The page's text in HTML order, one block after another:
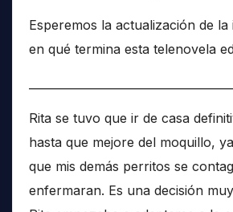
Esperemos la actualización de
en qué termina esta telenovela
Rita se tuvo que ir de casa
hasta que mejore del moquillo,
que mis demás perritos se
enfermaran. Es una decisión